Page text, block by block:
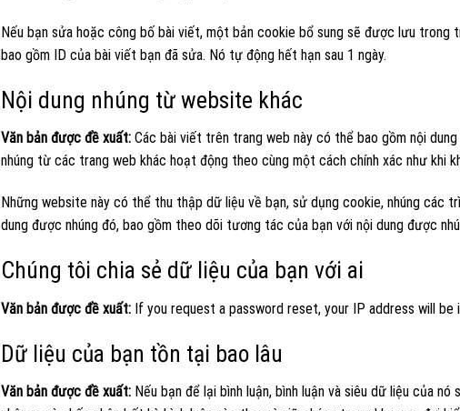
Nếu bạn sửa hoặc công bố bài viết, một bản cookie bổ sung sẽ được lưu trong
bao gồm ID của bài viết bạn đã sửa. Nó tự động hết hạn sau 1 ngày.
Nội dung nhúng từ website khác
Văn bản được đề xuất: Các bài viết trên trang web này có thể bao gồm nội
nhúng từ các trang web khác hoạt động theo cùng một cách chính xác như khi
Những website này có thể thu thập dữ liệu về bạn, sử dụng cookie, nhúng các
dung được nhúng đó, bao gồm theo dõi tương tác của bạn với nội dung được
Chúng tôi chia sẻ dữ liệu của bạn với ai
Văn bản được đề xuất: If you request a password reset, your IP address will be
Dữ liệu của bạn tồn tại bao lâu
Văn bản được đề xuất: Nếu bạn để lại bình luận, bình luận và siêu dữ liệu của